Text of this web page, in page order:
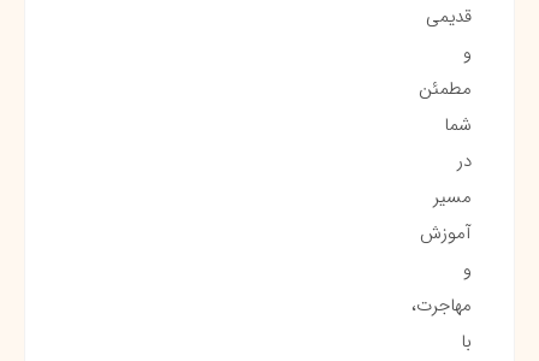
قدیمی
و
مطمئن
شما
در
مسیر
آموزش
و
مهاجرت،
با